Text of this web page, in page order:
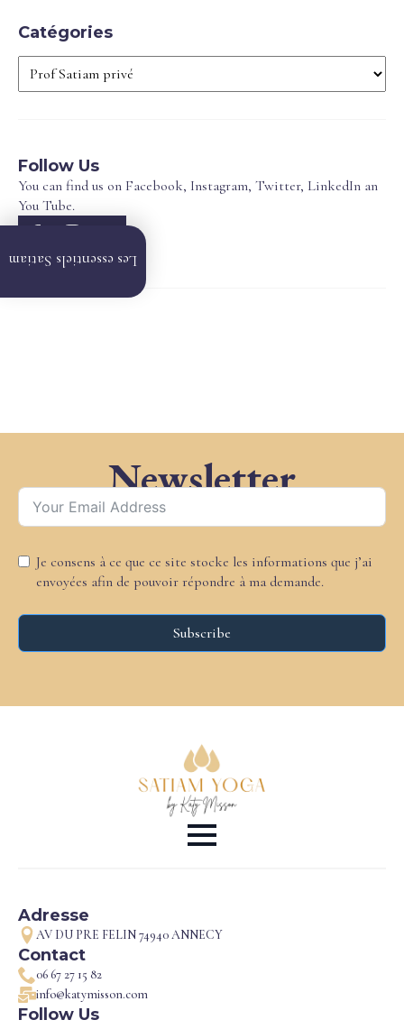
en
Demande de
renseignement
Les essentiels Satiam
Catégories
Catégories
Follow Us
You can find us on Facebook, Instagram, Twitter, LinkedIn an
You Tube.
Newsletter
Je consens à ce que ce site stocke les informations que j’ai
envoyées afin de pouvoir répondre à ma demande.
Subscribe
Adresse
AV DU PRE FELIN 74940 ANNECY
Contact
06 67 27 15 82
info@katymisson.com
Follow Us